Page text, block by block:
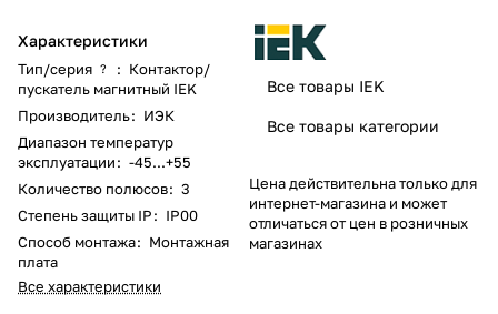
Характеристики
Тип/серия ? : Контактор/
пускатель магнитный IEK
Производитель: ИЭК
Диапазон температур
эксплуатации: -45...+55
Количество полюсов: 3
Степень защиты IP: IP00
Способ монтажа: Монтажная
плата
Все характеристики
Все товары IEK
Все товары категории
Цена действительна только для
интернет-магазина и может
отличаться от цен в розничных
магазинах